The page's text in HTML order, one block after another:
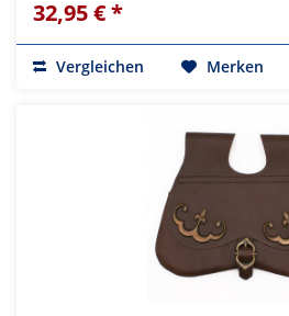
32,95 € *
Vergleichen Merken